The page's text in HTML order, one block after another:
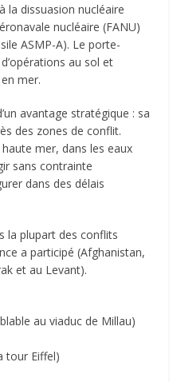
la dissuasion nucléaire
nucléaire (FANU)
ASMP-A). Le porte-
au sol et
mer.
avantage stratégique : sa
des zones de conflit.
mer, dans les eaux
sans contrainte
dans des délais
la plupart des conflits
a participé (Afghanistan,
et au Levant).
au viaduc de Millau)
tour Eiffel)